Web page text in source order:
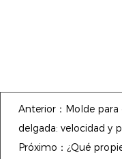
Anterior：Molde para
delgada: velocidad y
Próximo：¿Qué